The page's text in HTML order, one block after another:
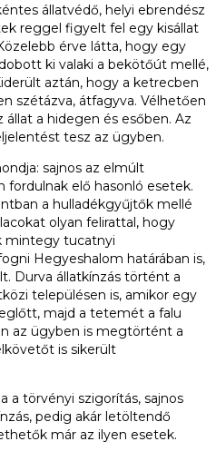
állatvédő, helyi ebrendész
reggel figyelt fel egy kisállat
érve látta, hogy egy
ki valaki a bekötőút mellé,
aztán, hogy a ketrecben
szétázva, átfagyva. Vélhetően
a hidegen és esőben. Az
tesz az ügyben.
sajnos az elmúlt
fordulnak elő hasonló esetek.
a hulladékgyűjtők mellé
olyan felirattal, hogy
mintegy tucatnyi
Hegyeshalom határában is,
Durva állatkínzás történt a
településen is, amikor egy
majd a tetemét a falu
az ügyben is megtörtént a
is sikerült
a törvényi szigorítás, sajnos
pedig akár letöltendő
már az ilyen esetek.